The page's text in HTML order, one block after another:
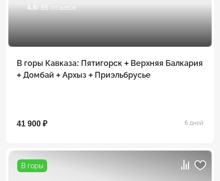
4.8/ 85 отзывов
В горы Кавказа: Пятигорск + Верхняя Балкария
+ Домбай + Архыз + Приэльбрусье
41 900 ₽ 6 дней
В горы